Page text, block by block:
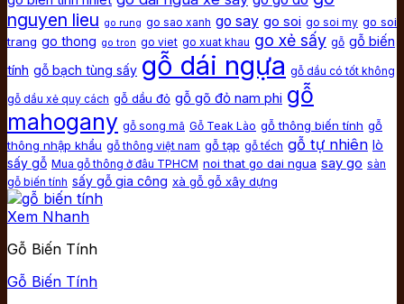
nguyen lieu go rung go sao xanh go say go soi go soi my go soi
trang go thong go tron go viet go xuat khau go xẻ sấy gỗ gỗ biến
tính gỗ bạch tùng sấy gỗ dái ngựa gỗ dầu có tốt không
gỗ dầu xẻ quy cách gỗ dầu đỏ gỗ gõ đỏ nam phi gỗ
mahogany gỗ song mã Gỗ Teak Lào gỗ thông biến tính gỗ
thông nhập khẩu gỗ thông việt nam gỗ tạp gỗ tếch gỗ tự nhiên lò
sấy gỗ Mua gỗ thông ở đâu TPHCM noi that go dai ngua say go sàn
gỗ biến tính sấy gỗ gia công xà gỗ gỗ xây dựng
Xem Nhanh
Gỗ Biến Tính
Gỗ Biến Tính